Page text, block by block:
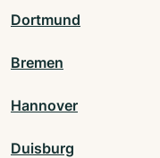
Dortmund
Bremen
Hannover
Duisburg